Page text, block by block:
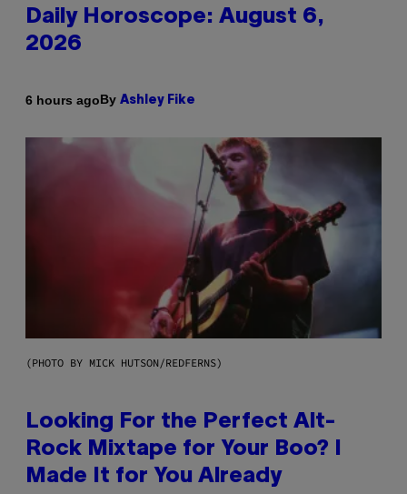
Daily Horoscope: August 6,
2026
6 hours agoBy Ashley Fike
(PHOTO BY MICK HUTSON/REDFERNS)
Looking For the Perfect Alt-
Rock Mixtape for Your Boo? I
Made It for You Already